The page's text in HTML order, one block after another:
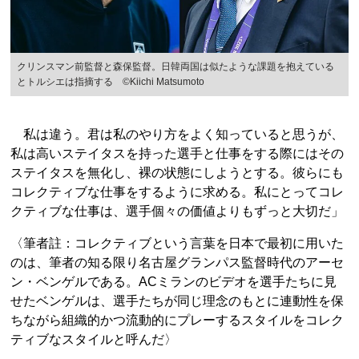
クリンスマン前監督と森保監督。日韓両国は似たような課題を抱えている
とトルシエは指摘する ©Kiichi Matsumoto
私は違う。君は私のやり方をよく知っていると思うが、
私は高いステイタスを持った選手と仕事をする際にはその
ステイタスを無化し、裸の状態にしようとする。彼らにも
コレクティブな仕事をするように求める。私にとってコレ
クティブな仕事は、選手個々の価値よりもずっと大切だ」
〈筆者註：コレクティブという言葉を日本で最初に用いた
のは、筆者の知る限り名古屋グランパス監督時代のアーセ
ン・ベンゲルである。ACミランのビデオを選手たちに見
せたベンゲルは、選手たちが同じ理念のもとに連動性を保
ちながら組織的かつ流動的にプレーするスタイルをコレク
ティブなスタイルと呼んだ〉